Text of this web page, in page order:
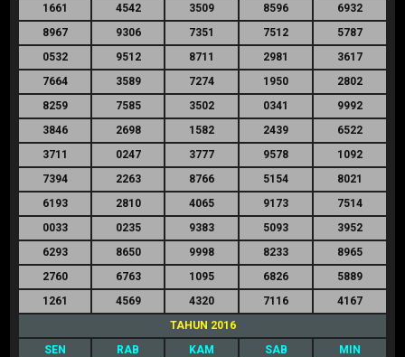
1661
4542 3509 8596
6932
8967
9306 7351 7512
5787
0532
9512 8711 2981
3617
7664
3589 7274 1950
2802
8259
7585 3502 0341
9992
3846
2698 1582 2439
6522
3711
0247 3777 9578
1092
7394
2263 8766 5154
8021
6193
2810 4065 9173
7514
0033
0235 9383 5093
3952
6293
8650 9998 8233
8965
2760
6763 1095 6826
5889
1261
4569 4320 7116
4167
TAHUN 2016
SEN
RAB KAM SAB
MIN